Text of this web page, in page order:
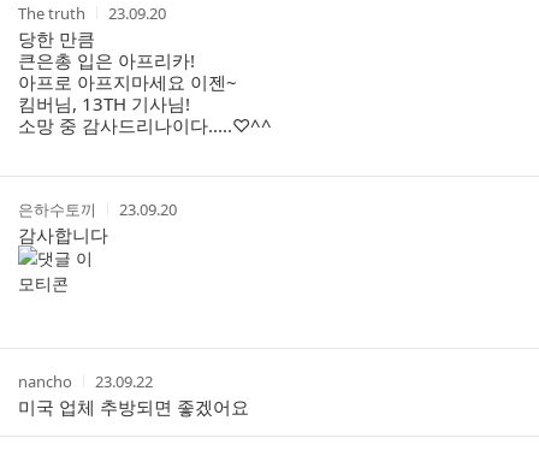
작
성
자
The truth
작
시
간
23.09.20
당한 만큼
큰은총 입은 아프리카!
아프로 아프지마세요 이젠~
킴버님, 13TH 기사님!
소망 중 감사드리나이다.....♡^^
작
성
자
은하수토끼
작
23.09.20
감사합니다
작
성
자
nancho
작
성
시
간
23.09.22
미국 업체 추방되면 좋겠어요